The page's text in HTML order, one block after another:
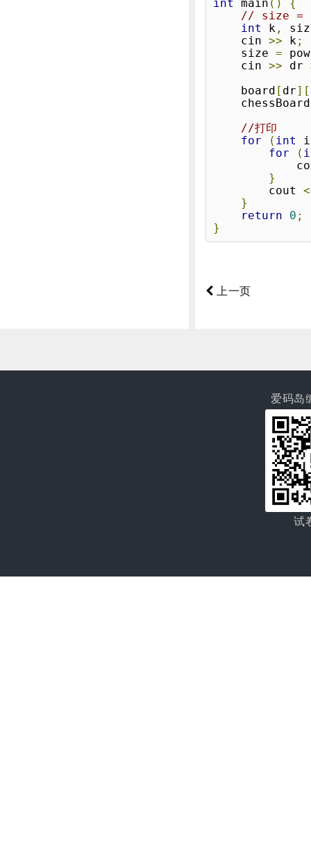
int
main ()
{
// size =
int
k ,
    cin
>> k;
    size
= pow
    cin
>> dr
    board
[ dr][
    chessBoard
//打印
for
( int
for
(
}
        cout
}
return
0 ;
}
上一页
爱码岛
试